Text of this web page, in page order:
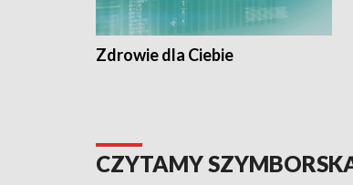
Zdrowie dla Ciebie
CZYTAMY